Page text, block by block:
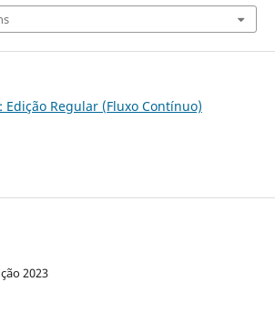
Edição Regular (Fluxo Contínuo)
2023